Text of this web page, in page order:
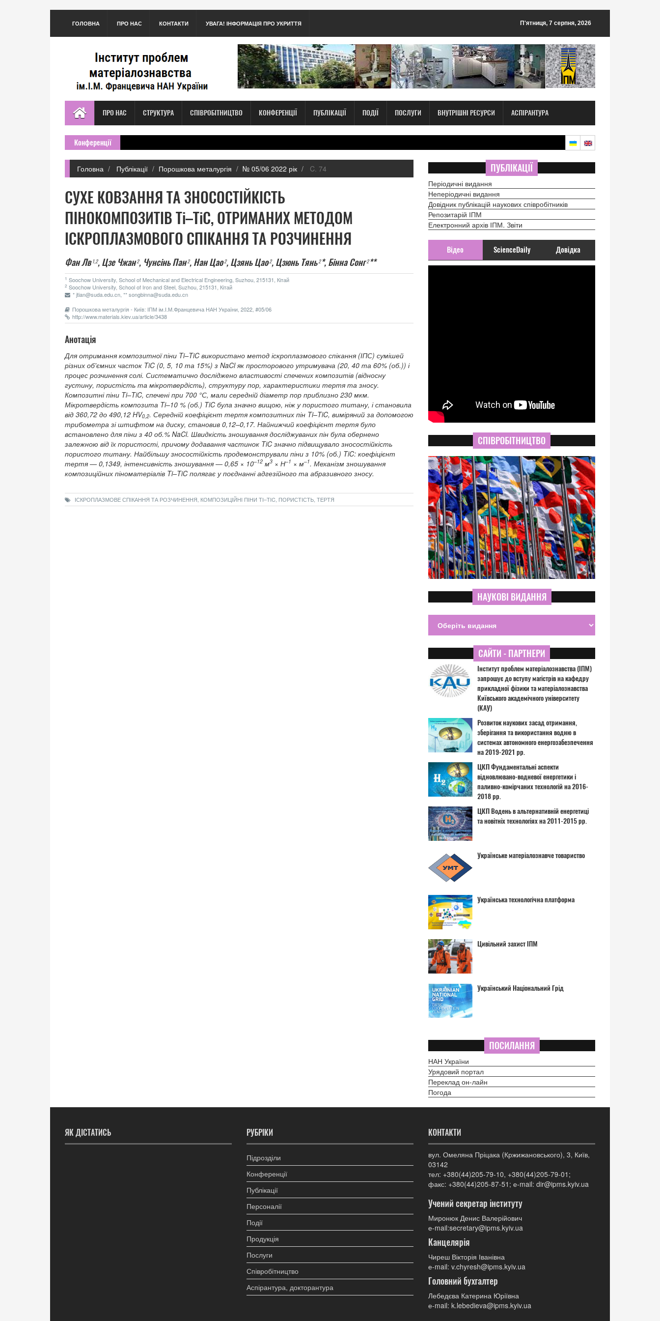
ГОЛОВНА ПРО НАС КОНТАКТИ УВАГА! ІНФОРМАЦІЯ ПРО УКРИТТЯ П'ятниця, 7 серпня, 2026
ПРО НАС СТРУКТУРА СПІВРОБІТНИЦТВО КОНФЕРЕНЦІЇ ПУБЛІКАЦІЇ ПОДІЇ ПОСЛУГИ ВНУТРІШНІ РЕСУРСИ АСПІРАНТУРА
Конференції
Головна Публікації Порошкова металургія № 05/06 2022 рік C. 74
СУХЕ КОВЗАННЯ ТА ЗНОСОСТІЙКІСТЬ
ПІНОКОМПОЗИТІВ Ti–TiC, ОТРИМАНИХ МЕТОДОМ
ІСКРОПЛАЗМОВОГО СПІКАННЯ ТА РОЗЧИНЕННЯ
Фан Лв1,2, Цзе Чжан2, Чунсінь Пан2, Нан Цао2, Цзянь Цао,2, Цзюнь Тянь 2*, Бінна Сонг2**
1 Soochow University, School of Mechanical and Electrical Engineering, Suzhou, 215131, Кітай
2 Soochow University, School of Iron and Steel, Suzhou, 215131, Кітай
* jtian@suda.edu.cn, ** songbinna@suda.edu.cn
Порошкова металургія - Київ: ІПМ ім.І.М.Францевича НАН України, 2022, #05/06
http://www.materials.kiev.ua/article/3438
Анотація
Для отримання композитної піни Ti–TiC використано метод іскроплазмового спікання (ІПС) сумішей
різних об'ємних часток TiC (0, 5, 10 та 15%) з NaCl як просторового утримувача (20, 40 та 60% (об.)) і
процес розчинення солі. Систематично досліджено властивості спечених композитів (відносну
густину, пористість та мікротвердість), структуру пор, характеристики тертя та зносу.
Композитні піни Ti–TiC, спечені при 700 °С, мали середній діаметр пор приблизно 230 мкм.
Мікротвердість композита Ti–10 % (об.) TiC була значно вищою, ніж у пористого титану, і становила
від 360,72 до 490,12 HV0,2. Середній коефіцієнт тертя композитних пін Ti–TiC, виміряний за допомогою
трибометра зі штифтом на диску, становив 0,12–0,17. Найнижчий коефіцієнт тертя було
встановлено для піни з 40 об.% NaCl. Швидкість зношування досліджуваних пін була обернено
залежною від їх пористості, причому додавання частинок TiC значно підвищувало зносостійкість
пористого титану. Найбільшу зносостійкість продемонстрували піни з 10% (об.) TiC: коефіцієнт
тертя — 0,1349, інтенсивність зношування — 0,65 × 10–12 м3 × Н–1 × м–1. Механізм зношування
композиційних піноматеріалів Ti–TiC полягає у поєднанні адгезійного та абразивного зносу.
ІСКРОПЛАЗМОВЕ СПІКАННЯ ТА РОЗЧИНЕННЯ, КОМПОЗИЦІЙНІ ПІНИ TI–TIC, ПОРИСТІСТЬ, ТЕРТЯ
ПУБЛІКАЦІЇ
Періодичні видання
Неперіодичні видання
Довідник публікацій наукових співробітників
Репозитарій ІПМ
Електронний архів ІПМ. Звіти
Відео ScienceDaily Довідка
СПІВРОБІТНИЦТВО
НАУКОВІ ВИДАННЯ
САЙТИ - ПАРТНЕРИ
Інститут проблем матеріалознавства (ІПМ)
запрошує до вступу магістрів на кафедру
прикладної фізики та матеріалознавства
Київського академічного університету
(КАУ)
Розвиток наукових засад отримання,
зберігання та використання водню в
системах автономного енергозабезпечення
на 2019-2021 рр.
ЦКП Фундаментальні аспекти
відновлювано-водневої енергетики і
паливно-комірчаних технологій на 2016-
2018 рр.
ЦКП Водень в альтернативній енергетиці
та новітніх технологіях на 2011-2015 рр.
Українське матеріалознавче товариство
Українська технологічна платформа
Цивільний захист ІПМ
Український Національний Грід
ПОСИЛАННЯ
НАН України
Урядовий портал
Переклад он-лайн
Погода
ЯК ДІСТАТИСЬ РУБРІКИ
Підрозділи
Конференції
Публікації
Персоналії
Події
Продукція
Послуги
Співробітництво
Аспірантура, докторантура
КОНТАКТИ
вул. Омеляна Пріцака (Кржижановського), 3, Київ,
03142
тел: +380(44)205-79-10, +380(44)205-79-01;
факс: +380(44)205-87-51; е-mail: dir@ipms.kyiv.ua
Учений секретар інституту
Миронюк Денис Валерійович
е-mail:secretary@ipms.kyiv.ua
Канцелярія
Чиреш Вікторія Іванівна
е-mail: v.chyresh@ipms.kyiv.ua
Головний бухгалтер
Лебедєва Катерина Юріївна
е-mail: k.lebedieva@ipms.kyiv.ua